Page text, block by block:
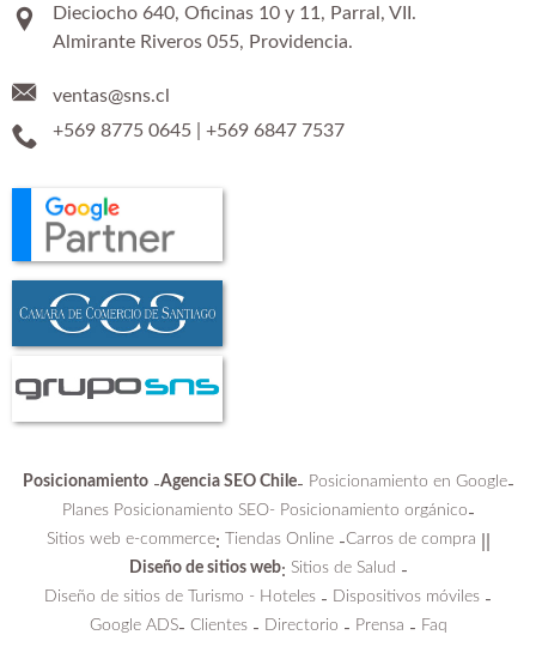
Dieciocho 640, Oficinas 10 y 11, Parral, VII.
Almirante Riveros 055, Providencia.
ventas@sns.cl
+569 8775 0645| +569 6847 7537
Posicionamiento-Agencia SEO Chile- Posicionamiento en Google-
Planes Posicionamiento SEO- Posicionamiento orgánico-
Sitios web e-commerce: Tiendas Online-Carros de compra
Diseño de sitios web: Sitios de Salud -
Diseño de sitios de Turismo - Hoteles - Dispositivos móviles -
Google ADS- Clientes- Directorio - Prensa - Faq